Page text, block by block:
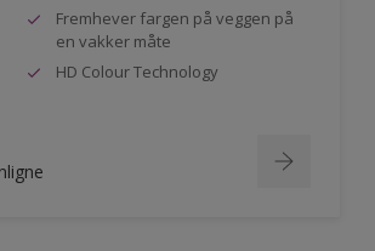
Fremhever fargen på veggen på
en vakker måte
HD Colour Technology